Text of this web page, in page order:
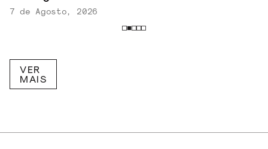
7 de Agosto, 2026
VER
MAIS